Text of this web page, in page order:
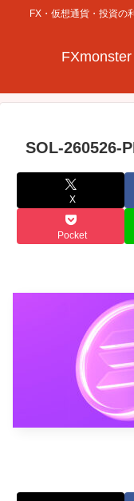
FX・仮想通貨・投資の
SOL-260526-
X
Pocket